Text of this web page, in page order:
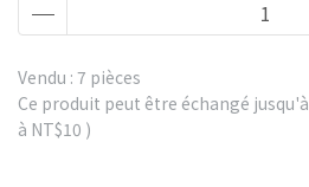
Vendu : 7 pièces
Ce produit peut être échangé jusqu'à
à NT$10 )